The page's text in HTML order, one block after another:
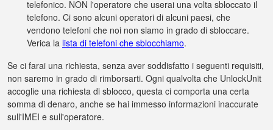
telefonico. NON l'operatore che userai una volta sbloccato il
telefono. Ci sono alcuni operatori di alcuni paesi, che
vendono telefoni che noi non siamo in grado di sbloccare.
Verica la lista di telefoni che sblocchiamo.
Se ci farai una richiesta, senza aver soddisfatto i seguenti requisiti,
non saremo in grado di rimborsarti. Ogni qualvolta che UnlockUnit
accoglie una richiesta di sblocco, questa ci comporta una certa
somma di denaro, anche se hai immesso informazioni inaccurate
sull'IMEI e sull'operatore.